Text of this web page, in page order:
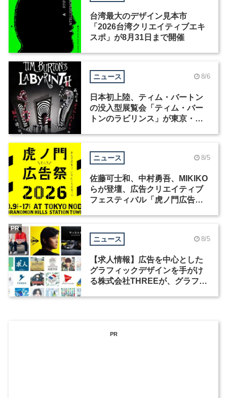
台湾最大のデザイン見本市
「2026台湾クリエイティブエキ
スポ」が8月31日まで開催
ニュース 8/6
日本初上陸、ティム・バートン
の没入型展覧会「ティム・バー
トンのラビリンス」が東京・豊
ニュース 8/5
佐藤可士和、中村勇吾、MIKIKO
らが登壇、広告クリエイティブ
フェスティバル「虎ノ門広告
ニュース 8/5
【求人情報】広告を中心とした
グラフィックデザインを手がけ
る株式会社THREEが、グラフィ
PR
PR